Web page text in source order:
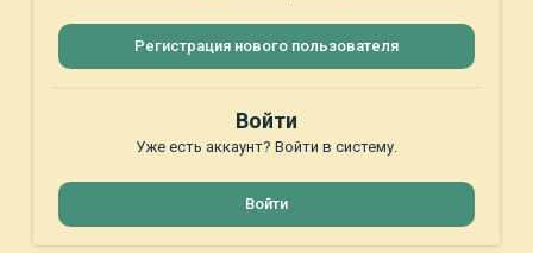
Регистрация нового пользователя
Войти
Уже есть аккаунт? Войти в систему.
Войти